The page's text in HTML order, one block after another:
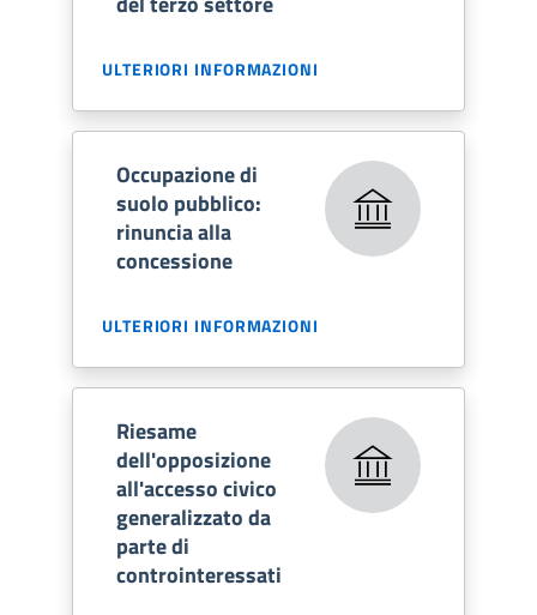
ULTERIORI INFORMAZIONI
Occupazione di
suolo pubblico:
rinuncia alla
concessione
ULTERIORI INFORMAZIONI
Riesame
dell'opposizione
all'accesso civico
generalizzato da
parte di
controinteressati